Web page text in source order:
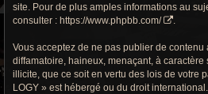
site. Pour de plus amples informations au
consulter : https://www.phpbb.com/
Vous acceptez de ne pas publier de
diffamatoire, haineux, menaçant, à
illicite, que ce soit en vertu des lois de votre
LOGY » est hébergé ou du droit